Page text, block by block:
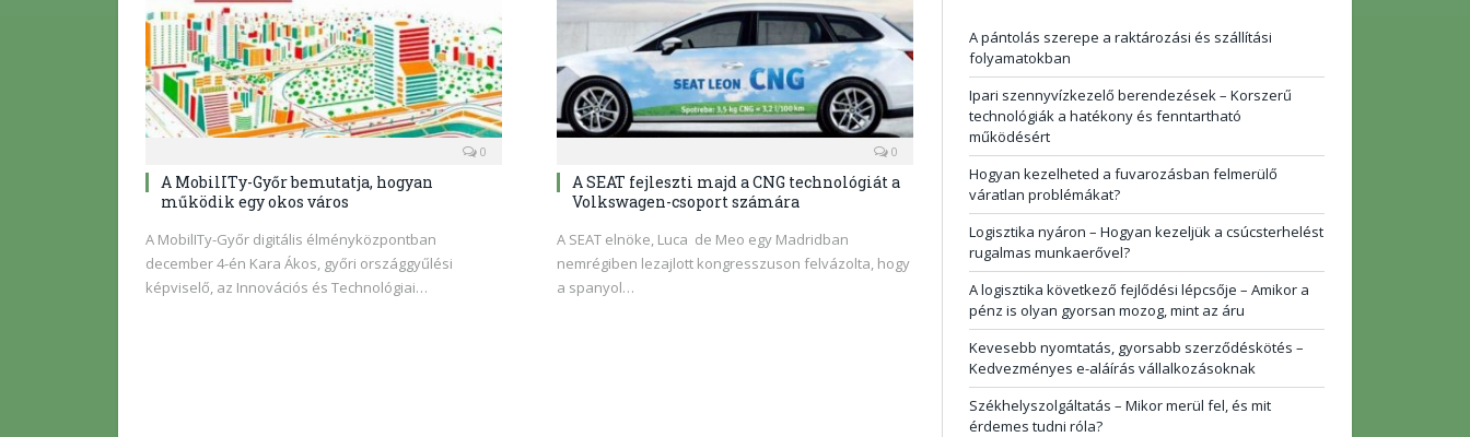
0
A MobilITy-Győr bemutatja, hogyan
működik egy okos város
A MobilITy-Győr digitális élményközpontban
december 4-én Kara Ákos, győri országgyűlési
képviselő, az Innovációs és Technológiai…
0
A SEAT fejleszti majd a CNG technológiát a
Volkswagen-csoport számára
A SEAT elnöke, Luca de Meo egy Madridban
nemrégiben lezajlott kongresszuson felvázolta, hogy
a spanyol…
A pántolás szerepe a raktározási és szállítási
folyamatokban
Ipari szennyvízkezelő berendezések – Korszerű
technológiák a hatékony és fenntartható
működésért
Hogyan kezelheted a fuvarozásban felmerülő
váratlan problémákat?
Logisztika nyáron – Hogyan kezeljük a csúcsterhelést
rugalmas munkaerővel?
A logisztika következő fejlődési lépcsője – Amikor a
pénz is olyan gyorsan mozog, mint az áru
Kevesebb nyomtatás, gyorsabb szerződéskötés –
Kedvezményes e-aláírás vállalkozásoknak
Székhelyszolgáltatás – Mikor merül fel, és mit
érdemes tudni róla?